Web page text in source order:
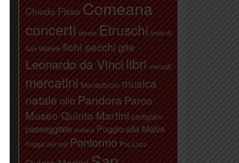
Chiodo Fisso Comeana
concerti donne Etruschi festa di
San Michele fichi secchi gite
Leonardo da Vinci libri mercati
mercatini Montalbiolo musica
natale olio Pandora Parco
Museo Quinto Martini partigiani
passeggiate poesia Poggio alla Malva
Poggio dei colli Pontormo Pro Loco